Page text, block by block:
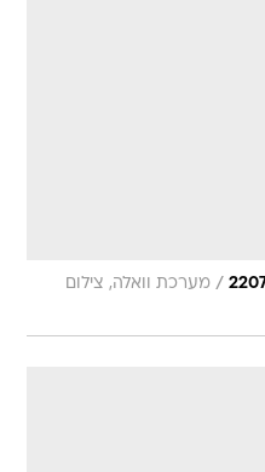
/ מערכת וואלה, צילום